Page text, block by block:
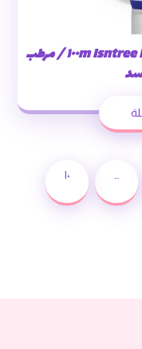
Isntree Hyaluronic Acid Aqua Gel Cream ١٠٠m / مرطب
… ١٠